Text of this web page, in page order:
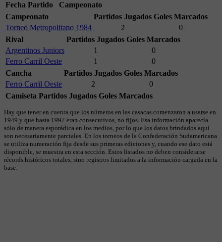
Fecha Partido
Campeonato
Campeonato
Partidos Jugados Goles Marcados
Torneo Metropolitano 1984
2
0
Rival
Partidos Jugados Goles Marcados
Argentinos Juniors
1
0
Ferro Carril Oeste
1
0
Cancha
Partidos Jugados Goles Marcados
Ferro Carril Oeste
2
0
Camiseta Partidos Jugados Goles Marcados
Hay que tener en cuenta que los números en las casacas comenzaron a usarse en
1949 y que hasta 1997 eran consecutivos, no fijos. Esa información aparecía
sólo de manera esporádica en los medios, por lo que los datos brindados aquí
son necesariamente parciales. En los torneos de la Confederación Sudamericana
se utiliza numeración fija desde sus primeras ediciones y, cuando ese dato está
disponible, se muestra en esta sección. Estos listados no deben considerarse
récords históricos totales, sino registros limitados a la información cargada en la
base.